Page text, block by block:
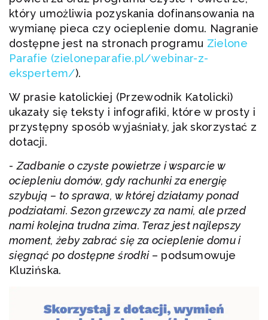
który umożliwia pozyskania dofinansowania na
wymianę pieca czy ocieplenie domu. Nagranie
dostępne jest na stronach programu Zielone
Parafie (zieloneparafie.pl/webinar-z-
ekspertem/).
W prasie katolickiej (Przewodnik Katolicki)
ukazały się teksty i infografiki, które w prosty i
przystępny sposób wyjaśniały, jak skorzystać z
dotacji.
-Zadbanie o czyste powietrze i wsparcie w
ociepleniu domów, gdy rachunki za energię
szybują – to sprawa, w której działamy ponad
podziałami. Sezon grzewczy za nami, ale przed
nami kolejna trudna zima. Teraz jest najlepszy
moment, żeby zabrać się za ocieplenie domu i
sięgnąć po dostępne środki – podsumowuje
Kluzińska.